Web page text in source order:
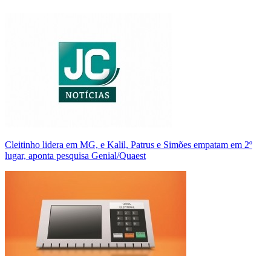
Cleitinho lidera em MG, e Kalil, Patrus e Simões empatam em 2º
lugar, aponta pesquisa Genial/Quaest